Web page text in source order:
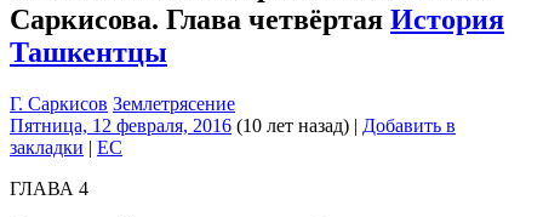
Саркисова. Глава четвёртая История
Ташкентцы
Г. Саркисов Землетрясение
Пятница, 12 февраля, 2016 (10 лет назад) | Добавить в
закладки | EC
ГЛАВА 4